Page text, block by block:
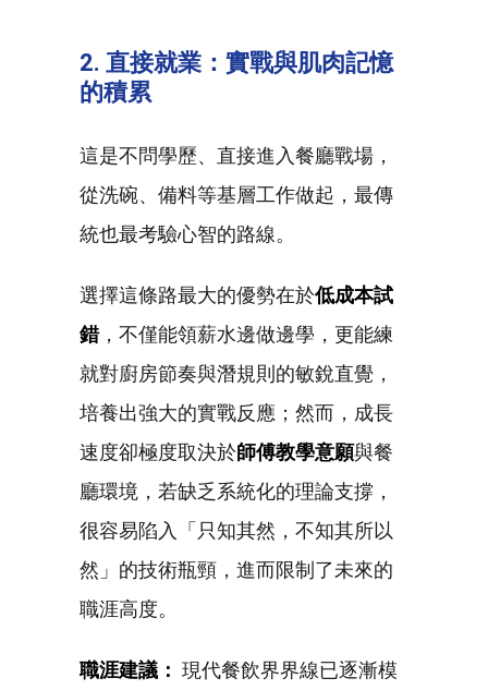
2. 直接就業：實戰與肌肉記憶
的積累
這是不問學歷、直接進入餐廳戰場，
從洗碗、備料等基層工作做起，最傳
統也最考驗心智的路線。
選擇這條路最大的優勢在於低成本試
錯，不僅能領薪水邊做邊學，更能練
就對廚房節奏與潛規則的敏銳直覺，
培養出強大的實戰反應；然而，成長
速度卻極度取決於師傅教學意願與餐
廳環境，若缺乏系統化的理論支撐，
很容易陷入「只知其然，不知其所以
然」的技術瓶頸，進而限制了未來的
職涯高度。
職涯建議： 現代餐飲界界線已逐漸模